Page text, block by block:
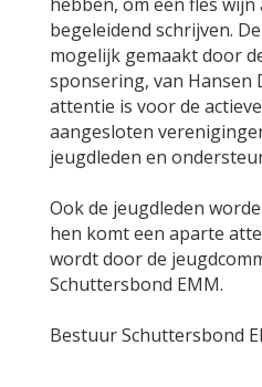
begeleidend schrijven.
mogelijk gemaakt door
sponsering, van Hansen
attentie is voor de
aangesloten
jeugdleden en
Ook de jeugdleden
hen komt een aparte
wordt door de
Schuttersbond EMM.
Bestuur Schuttersbond